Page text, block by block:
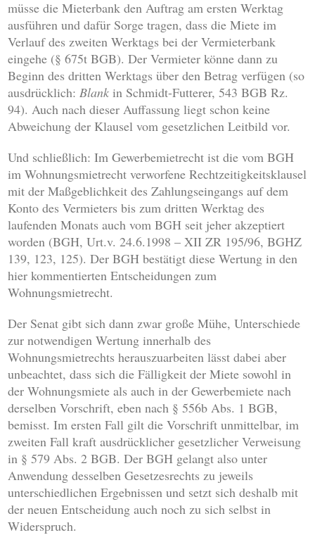
müsse die Mieterbank den Auftrag am ersten Werktag
ausführen und dafür Sorge tragen, dass die Miete im
Verlauf des zweiten Werktags bei der Vermieterbank
eingehe (§ 675t BGB). Der Vermieter könne dann zu
Beginn des dritten Werktags über den Betrag verfügen (so
ausdrücklich: Blank in Schmidt-Futterer, 543 BGB Rz.
94). Auch nach dieser Auffassung liegt schon keine
Abweichung der Klausel vom gesetzlichen Leitbild vor.
Und schließlich: Im Gewerbemietrecht ist die vom BGH
im Wohnungsmietrecht verworfene Rechtzeitigkeitsklausel
mit der Maßgeblichkeit des Zahlungseingangs auf dem
Konto des Vermieters bis zum dritten Werktag des
laufenden Monats auch vom BGH seit jeher akzeptiert
worden (BGH, Urt.v. 24.6.1998 – XII ZR 195/96, BGHZ
139, 123, 125). Der BGH bestätigt diese Wertung in den
hier kommentierten Entscheidungen zum
Wohnungsmietrecht.
Der Senat gibt sich dann zwar große Mühe, Unterschiede
zur notwendigen Wertung innerhalb des
Wohnungsmietrechts herauszuarbeiten lässt dabei aber
unbeachtet, dass sich die Fälligkeit der Miete sowohl in
der Wohnungsmiete als auch in der Gewerbemiete nach
derselben Vorschrift, eben nach § 556b Abs. 1 BGB,
bemisst. Im ersten Fall gilt die Vorschrift unmittelbar, im
zweiten Fall kraft ausdrücklicher gesetzlicher Verweisung
in § 579 Abs. 2 BGB. Der BGH gelangt also unter
Anwendung desselben Gesetzesrechts zu jeweils
unterschiedlichen Ergebnissen und setzt sich deshalb mit
der neuen Entscheidung auch noch zu sich selbst in
Widerspruch.